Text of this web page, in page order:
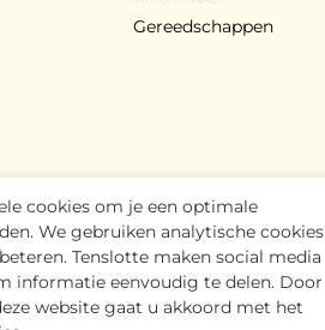
cookies om je een optimale
We gebruiken analytische cookies
Tenslotte maken social media
informatie eenvoudig te delen. Door
website gaat u akkoord met het
Gereedschappen
2026 - Alle rechten voorbehouden